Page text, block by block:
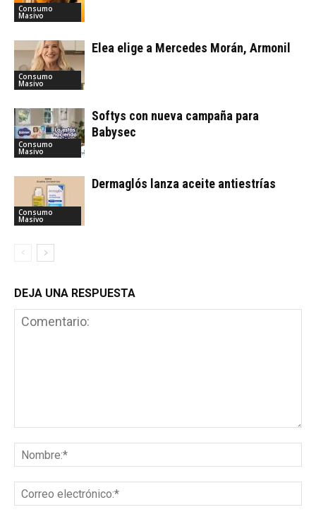
Consumo
Masivo
Consumo
Masivo
Elea elige a Mercedes Morán, Armonil
Consumo
Masivo
Softys con nueva campaña para
Babysec
Consumo
Masivo
Dermaglós lanza aceite antiestrías
DEJA UNA RESPUESTA